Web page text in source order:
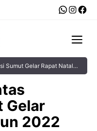
Sumut Gelar Rapat Natal
Gelar
2022